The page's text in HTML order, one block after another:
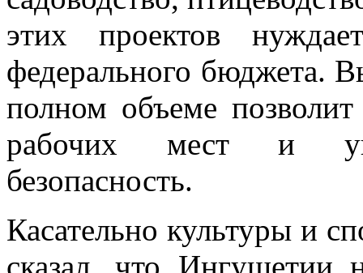
этих проектов
федерального бюджета.
полном объеме
рабочих мест и
безопасность.
Касательно культуры и
сказал, что Ингушетии